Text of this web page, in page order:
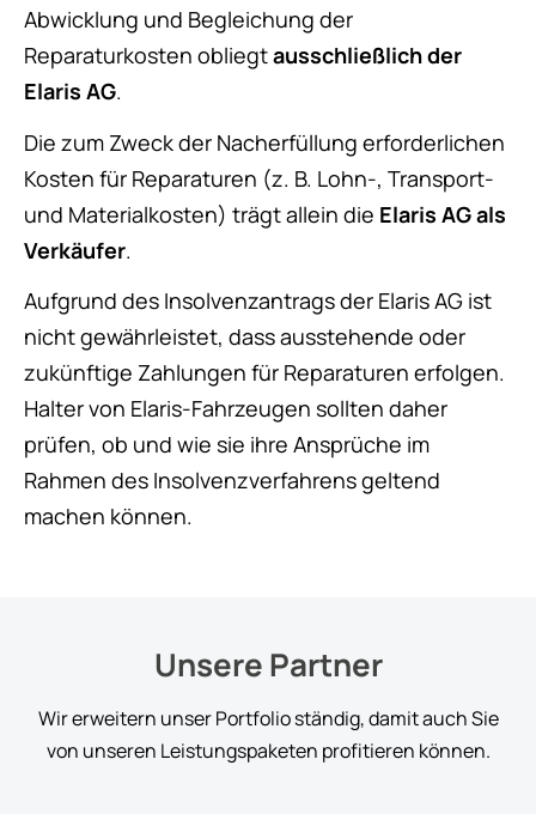
Abwicklung und Begleichung der
Reparaturkosten obliegtausschließlich der
Elaris AG.
Die zum Zweck der Nacherfüllung erforderlichen
Kosten für Reparaturen (z. B. Lohn-, Transport-
und Materialkosten) trägt allein die Elaris AG als
Verkäufer.
Aufgrund des Insolvenzantrags der Elaris AG ist
nicht gewährleistet, dass ausstehende oder
zukünftige Zahlungen für Reparaturen erfolgen.
Halter von Elaris-Fahrzeugen sollten daher
prüfen, ob und wie sie ihre Ansprüche im
Rahmen des Insolvenzverfahrens geltend
machen können.
Unsere Partner
Wir erweitern unser Portfolio ständig, damit auch Sie
von unseren Leistungspaketen profitieren können.